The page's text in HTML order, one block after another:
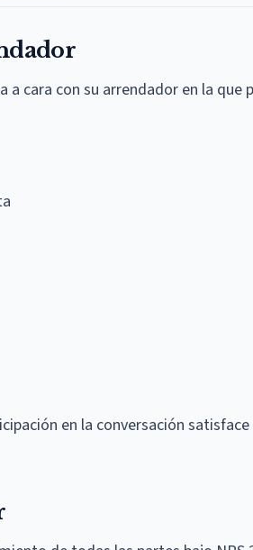
a cara con su arrendador en la que
en la conversación